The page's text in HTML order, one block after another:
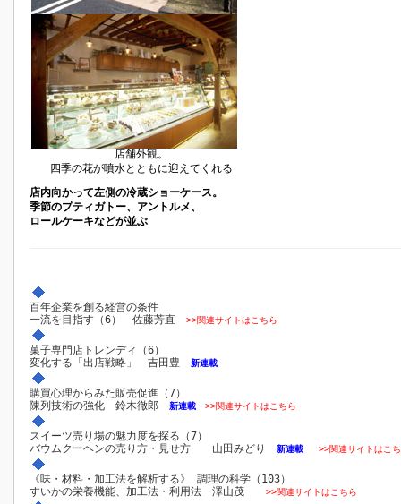
店舗外観。
四季の花が噴水とともに迎えてくれる
店内向かって左側の冷蔵ショーケース。
季節のプティガトー、アントルメ、
ロールケーキなどが並ぶ
百年企業を創る経営の条件
一流を目指す（6） 佐藤芳直
>>関連サイトはこちら
菓子専門店トレンディ（6）
変化する「出店戦略」 吉田豊
新連載
購買心理からみた販売促進（7）
陳列技術の強化 鈴木徹郎
新連載 >>関連サイトはこちら
スイーツ売り場の魅力度を探る（7）
バウムクーヘンの売り方・見せ方 山田みどり
新連載 >>関連サイトはこ
《味・材料・加工法を解析する》 調理の科学（103）
すいかの栄養機能、加工法・利用法 澤山茂
>>関連サイトはこちら